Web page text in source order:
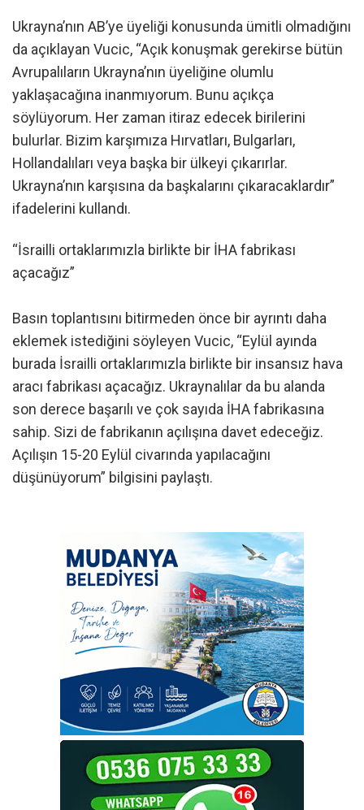
Ukrayna’nın AB’ye üyeliği konusunda ümitli olmadığını
da açıklayan Vucic, “Açık konuşmak gerekirse bütün
Avrupalıların Ukrayna’nın üyeliğine olumlu
yaklaşacağına inanmıyorum. Bunu açıkça
söylüyorum. Her zaman itiraz edecek birilerini
bulurlar. Bizim karşımıza Hırvatları, Bulgarları,
Hollandalıları veya başka bir ülkeyi çıkarırlar.
Ukrayna’nın karşısına da başkalarını çıkaracaklardır”
ifadelerini kullandı.
“İsrailli ortaklarımızla birlikte bir İHA fabrikası
açacağız”
Basın toplantısını bitirmeden önce bir ayrıntı daha
eklemek istediğini söyleyen Vucic, “Eylül ayında
burada İsrailli ortaklarımızla birlikte bir insansız hava
aracı fabrikası açacağız. Ukraynalılar da bu alanda
son derece başarılı ve çok sayıda İHA fabrikasına
sahip. Sizi de fabrikanın açılışına davet edeceğiz.
Açılışın 15-20 Eylül civarında yapılacağını
düşünüyorum” bilgisini paylaştı.